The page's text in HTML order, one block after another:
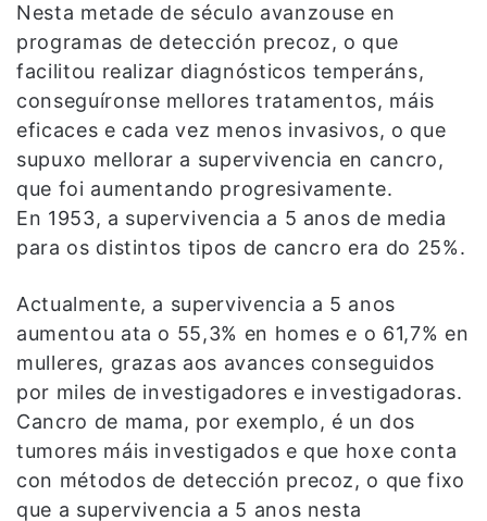
Nesta metade de século avanzouse en
programas de detección precoz, o que
facilitou realizar diagnósticos temperáns,
conseguíronse mellores tratamentos, máis
eficaces e cada vez menos invasivos, o que
supuxo mellorar a supervivencia en cancro,
que foi aumentando progresivamente.
En 1953, a supervivencia a 5 anos de media
para os distintos tipos de cancro era do 25%.
Actualmente, a supervivencia a 5 anos
aumentou ata o 55,3% en homes e o 61,7% en
mulleres, grazas aos avances conseguidos
por miles de investigadores e investigadoras.
Cancro de mama, por exemplo, é un dos
tumores máis investigados e que hoxe conta
con métodos de detección precoz, o que fixo
que a supervivencia a 5 anos nesta